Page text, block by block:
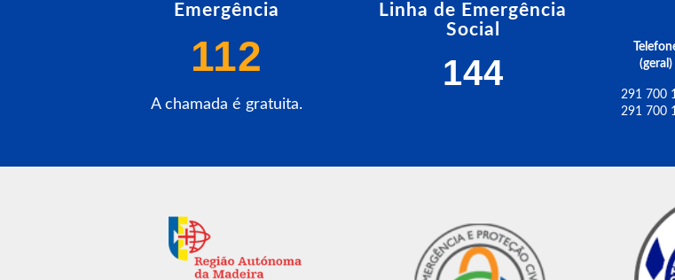
Emergência
112
A chamada é gratuita.
Linha de Emergência
Social
144
(geral)
291 700
291 700